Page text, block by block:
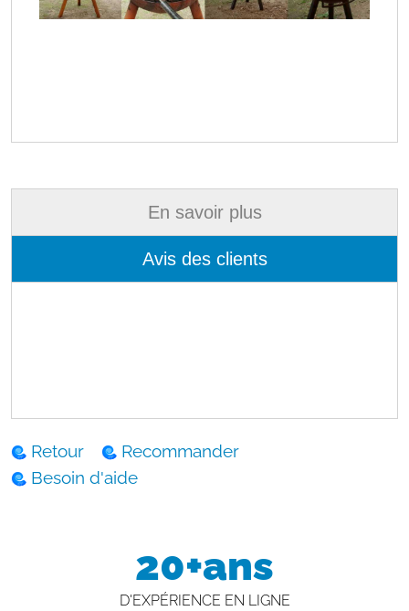
En savoir plus
Avis des clients
Retour
Recommander
Besoin d'aide
20+ans
D'EXPÉRIENCE EN LIGNE